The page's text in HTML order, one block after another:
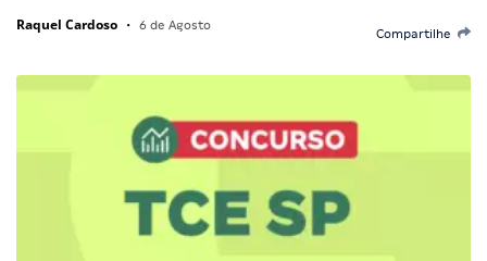
Raquel Cardoso • 6 de Agosto
Compartilhe